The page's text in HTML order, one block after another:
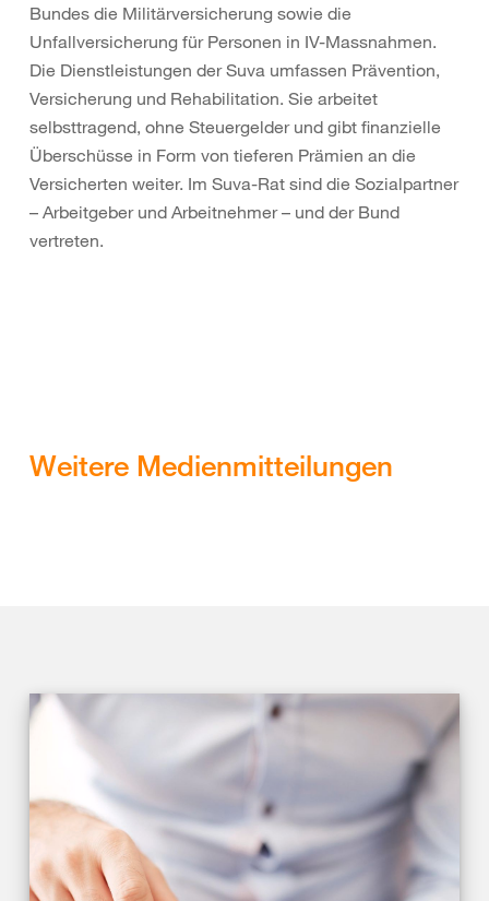
Bundes die Militärversicherung sowie die
Unfallversicherung für Personen in IV-Massnahmen.
Die Dienstleistungen der Suva umfassen Prävention,
Versicherung und Rehabilitation. Sie arbeitet
selbsttragend, ohne Steuergelder und gibt finanzielle
Überschüsse in Form von tieferen Prämien an die
Versicherten weiter. Im Suva-Rat sind die Sozialpartner
– Arbeitgeber und Arbeitnehmer – und der Bund
vertreten.
Weitere Medienmitteilungen